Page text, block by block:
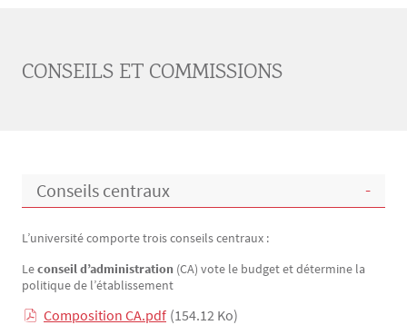
CONSEILS ET COMMISSIONS
Conseils centraux
L’université comporte trois conseils centraux :
Leconseil d’administration (CA) vote le budget et détermine la
politique de l’établissement
Composition CA.pdf (154.12 Ko)